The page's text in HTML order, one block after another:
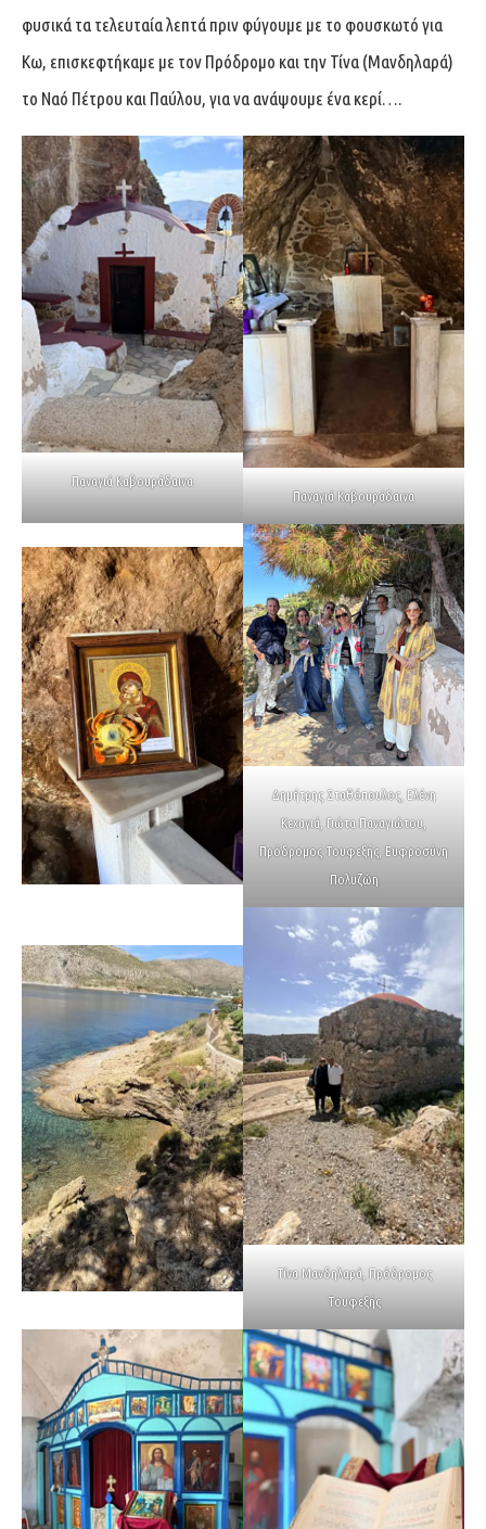
φυσικά τα τελευταία λεπτά πριν φύγουμε με το φουσκωτό για
Κω, επισκεφτήκαμε με τον Πρόδρομο και την Τίνα (Μανδηλαρά)
το Ναό Πέτρου και Παύλου, για να ανάψουμε ένα κερί….
Παναγιά Καβουράδαινα
Παναγιά Καβουράδαινα
Δημήτρης Σταθόπουλος, Ελένη
Κεχαγιά, Γιώτα Παναγιώτου,
Πρόδρομος Τουφεξής, Ευφροσύνη
Πολυζώη
Τίνα Μανδηλαρά, Πρόδρομος
Τουφεξής